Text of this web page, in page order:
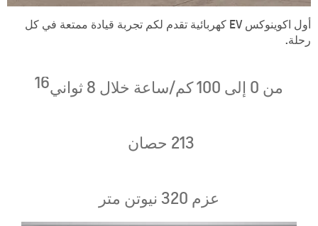
أول اكوينوكس EV كهربائية تقدم لكم تجربة قيادة ممتعة في كل
رحلة.
من 0 إلى 100 كم/ساعة خلال 8 ثواني 16
​213 حصان
عزم 320 نيوتن متر